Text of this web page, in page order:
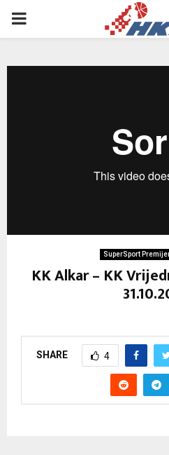
PRIMARY
SuperSport
KK Alkar – KK
SHARE 4